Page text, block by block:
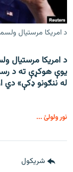
د امریکا مرستیال
د امریکا مرستیال
یوې هوکړې ته د
له ننګونو ډکې» دي
نور ولولئ ...
شريکول